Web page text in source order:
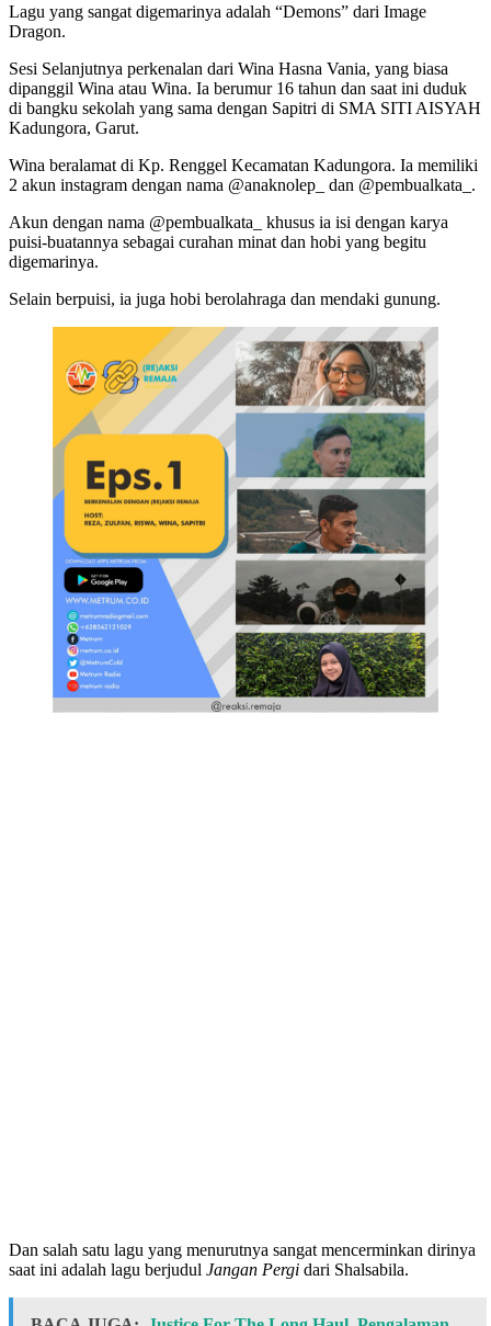
Lagu yang sangat digemarinya adalah “Demons” dari Image
Dragon.
Sesi Selanjutnya perkenalan dari Wina Hasna Vania, yang biasa
dipanggil Wina atau Wina. Ia berumur 16 tahun dan saat ini duduk
di bangku sekolah yang sama dengan Sapitri di SMA SITI AISYAH
Kadungora, Garut.
Wina beralamat di Kp. Renggel Kecamatan Kadungora. Ia memiliki
2 akun instagram dengan nama @anaknolep_ dan @pembualkata_.
Akun dengan nama @pembualkata_ khusus ia isi dengan karya
puisi-buatannya sebagai curahan minat dan hobi yang begitu
digemarinya.
Selain berpuisi, ia juga hobi berolahraga dan mendaki gunung.
Dan salah satu lagu yang menurutnya sangat mencerminkan dirinya
saat ini adalah lagu berjudul Jangan Pergi dari Shalsabila.